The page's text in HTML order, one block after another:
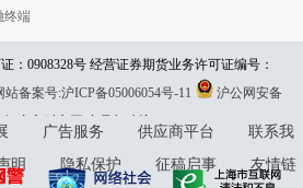
终端
：0908328号 经营证券期货业务许可证编号：
和不良信息举报:021-61278686 举报邮箱：
站备案号:沪ICP备05006054号-11
沪公网安备
:东方财富网意见与建议:4000300059/952500
广告服务 供应商平台
联系我
明 隐私保护 征稿启事
友情链